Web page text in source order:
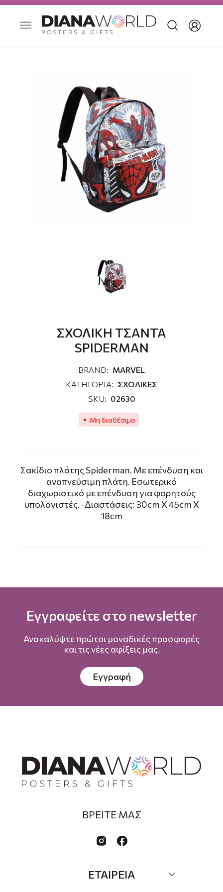
ΣΧΟΛΙΚΗ ΤΣΑΝΤΑ
SPIDERMAN
BRAND: MARVEL
ΚΑΤΗΓΟΡΙΑ: ΣΧΟΛΙΚΕΣ
SKU: 02630
Μη διαθέσιμο
Σακίδιο πλάτης Spiderman. Mε επένδυση και
αναπνεύσιμη πλάτη. Εσωτερικό
διαχωριστικό με επένδυση για φορητούς
υπολογιστές. -Διαστάσεις: 30cm X 45cm X
18cm
Εγγραφείτε στο newsletter
Ανακαλύψτε πρώτοι μοναδικές προσφορές
και τις νέες αφίξεις μας.
Εγγραφή
ΒΡΕΙΤΕ ΜΑΣ
 
ΕΤΑΙΡΕΙΑ